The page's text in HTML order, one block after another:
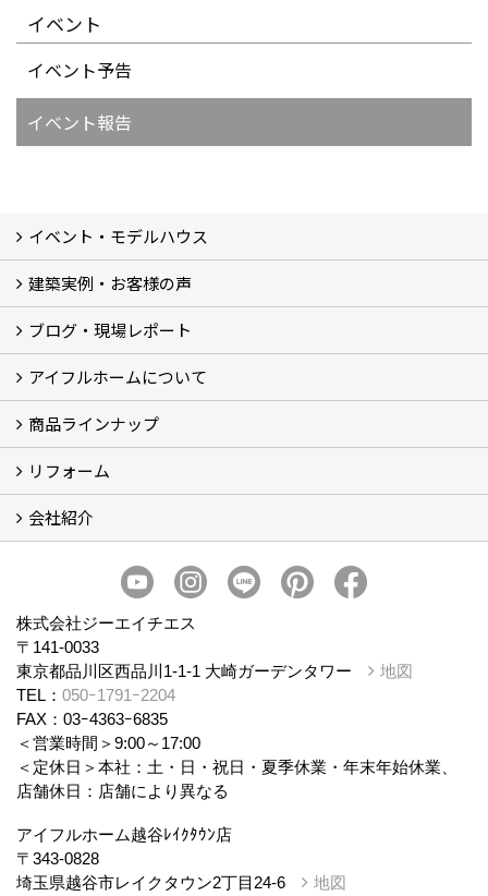
イベント
イベント予告
イベント報告
イベント・モデルハウス
イベント
モデルハウス見学
建築実例・お客様の声
建築実例
お客様の声
ブログ・現場レポート
ブログ
現場レポート
アイフルホームについて
アイフルホームについて (5)
商品ラインナップ
商品ラインナップ
リフォーム
まるごと断熱リフォーム
イベント情報
施工事例
会社紹介
スタッフ紹介
個人情報保護方針
株式会社ジーエイチエス
〒141-0033
東京都品川区西品川1-1-1 大崎ガーデンタワー
地図
TEL： 050ｰ1791ｰ2204
FAX：03ｰ4363ｰ6835
＜営業時間＞9:00～17:00
＜定休日＞本社：土・日・祝日・夏季休業・年末年始休業、
店舗休日：店舗により異なる
アイフルホーム越谷ﾚｲｸﾀｳﾝ店
〒343-0828
埼玉県越谷市レイクタウン2丁目24-6
地図